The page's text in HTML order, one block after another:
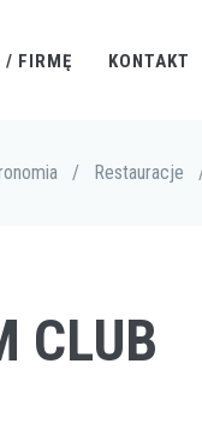
/ FIRMĘ KONTAKT
/ Restauracje
CLUB